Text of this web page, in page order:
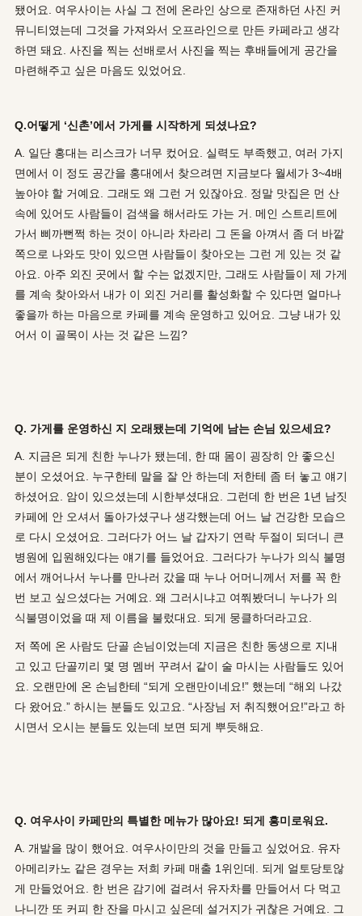
됐어요. 여우사이는 사실 그 전에 온라인 상으로 존재하던 사진 커
뮤니티였는데 그것을 가져와서 오프라인으로 만든 카페라고 생각
하면 돼요. 사진을 찍는 선배로서 사진을 찍는 후배들에게 공간을
마련해주고 싶은 마음도 있었어요.
Q.어떻게 ‘신촌’에서 가게를 시작하게 되셨나요?
A. 일단 홍대는 리스크가 너무 컸어요. 실력도 부족했고, 여러 가지
면에서 이 정도 공간을 홍대에서 찾으려면 지금보다 월세가 3~4배
높아야 할 거예요. 그래도 왜 그런 거 있잖아요. 정말 맛집은 먼 산
속에 있어도 사람들이 검색을 해서라도 가는 거. 메인 스트리트에
가서 삐까뻔쩍 하는 것이 아니라 차라리 그 돈을 아껴서 좀 더 바깥
쪽으로 나와도 맛이 있으면 사람들이 찾아오는 그런 게 있는 것 같
아요. 아주 외진 곳에서 할 수는 없겠지만, 그래도 사람들이 제 가게
를 계속 찾아와서 내가 이 외진 거리를 활성화할 수 있다면 얼마나
좋을까 하는 마음으로 카페를 계속 운영하고 있어요. 그냥 내가 있
어서 이 골목이 사는 것 같은 느낌?
Q. 가게를 운영하신 지 오래됐는데 기억에 남는 손님 있으세요?
A. 지금은 되게 친한 누나가 됐는데, 한 때 몸이 굉장히 안 좋으신
분이 오셨어요. 누구한테 말을 잘 안 하는데 저한테 좀 터 놓고 얘기
하셨어요. 암이 있으셨는데 시한부셨대요. 그런데 한 번은 1년 남짓
카페에 안 오셔서 돌아가셨구나 생각했는데 어느 날 건강한 모습으
로 다시 오셨어요. 그러다가 어느 날 갑자기 연락 두절이 되더니 큰
병원에 입원해있다는 얘기를 들었어요. 그러다가 누나가 의식 불명
에서 깨어나서 누나를 만나러 갔을 때 누나 어머니께서 저를 꼭 한
번 보고 싶으셨다는 거예요. 왜 그러시냐고 여쭤봤더니 누나가 의
식불명이었을 때 제 이름을 불렀대요. 되게 뭉클하더라고요.
저 쪽에 온 사람도 단골 손님이었는데 지금은 친한 동생으로 지내
고 있고 단골끼리 몇 명 멤버 꾸려서 같이 술 마시는 사람들도 있어
요. 오랜만에 온 손님한테 “되게 오랜만이네요!” 했는데 “해외 나갔
다 왔어요.” 하시는 분들도 있고요. “사장님 저 취직했어요!”라고 하
시면서 오시는 분들도 있는데 보면 되게 뿌듯해요.
Q. 여우사이 카페만의 특별한 메뉴가 많아요! 되게 흥미로워요.
A. 개발을 많이 했어요. 여우사이만의 것을 만들고 싶었어요. 유자
아메리카노 같은 경우는 저희 카페 매출 1위인데. 되게 얼토당토않
게 만들었어요. 한 번은 감기에 걸려서 유자차를 만들어서 다 먹고
나니깐 또 커피 한 잔을 마시고 싶은데 설거지가 귀찮은 거예요. 그